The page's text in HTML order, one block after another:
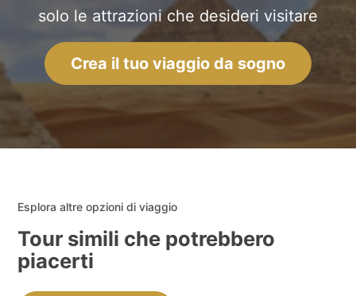
solo le attrazioni che desideri visitare
Crea il tuo viaggio da sogno
Esplora altre opzioni di viaggio
Tour simili che potrebbero
piacerti